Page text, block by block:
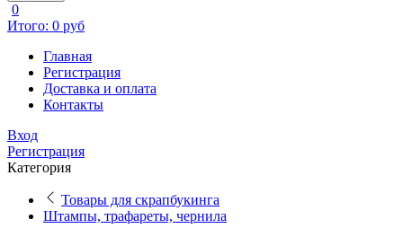
0
Итого: 0 руб
Главная
Регистрация
Доставка и оплата
Контакты
Вход
Регистрация
Категория
Товары для скрапбукинга
Штампы, трафареты, чернила